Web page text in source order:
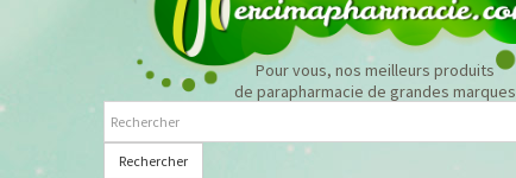
Pour vous, nos meilleurs produits
de parapharmacie de grandes marques
Rechercher